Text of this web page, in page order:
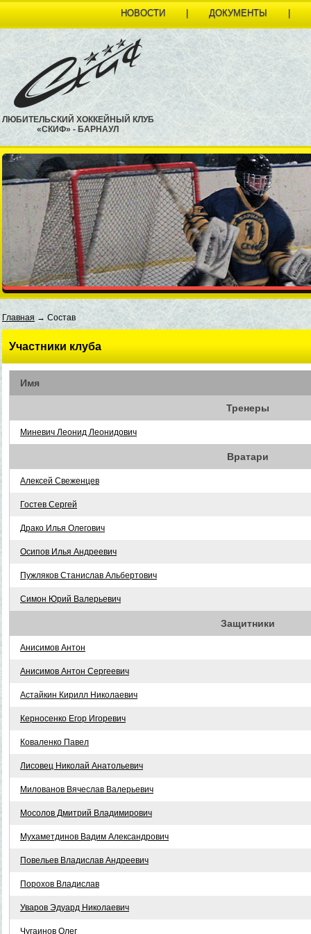
НОВОСТИ | ДОКУМЕНТЫ |
ЛЮБИТЕЛЬСКИЙ ХОККЕЙНЫЙ КЛУБ
«СКИФ» - БАРНАУЛ
Главная → Состав
Участники клуба
Имя
Тренеры
Миневич Леонид Леонидович
Вратари
Алексей Свеженцев
Гостев Сергей
Драко Илья Олегович
Осипов Илья Андреевич
Пужляков Станислав Альбертович
Симон Юрий Валерьевич
Защитники
Анисимов Антон
Анисимов Антон Сергеевич
Астайкин Кирилл Николаевич
Керносенко Егор Игоревич
Коваленко Павел
Лисовец Николай Анатольевич
Милованов Вячеслав Валерьевич
Мосолов Дмитрий Владимирович
Мухаметдинов Вадим Александрович
Повельев Владислав Андреевич
Порохов Владислав
Уваров Эдуард Николаевич
Чугаинов Олег